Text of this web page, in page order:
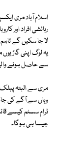
اسلام آباد مری
رہائشی افراد اور
لا جا سکیں گے
یہ لوگ اپنی
سے حاصل ہونے
مری سے البتہ
وہاں سے آگے کی
ٹرام سسٹم کیسے
جیسا ہی ہوگا۔